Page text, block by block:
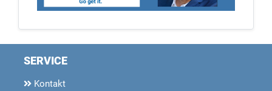
SERVICE
Kontakt